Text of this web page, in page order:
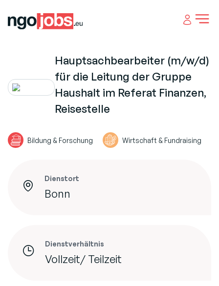
Open
Hauptsachbearbeiter (m/w/d)
für die Leitung der Gruppe
Haushalt im Referat Finanzen,
Reisestelle
Bildung & Forschung Wirtschaft & Fundraising
Dienstort
Bonn
Dienstverhältnis
Vollzeit/ Teilzeit